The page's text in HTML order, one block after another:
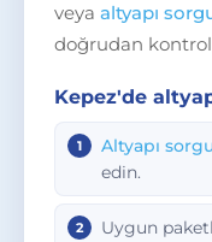
veya altyapı
doğrudan
Kepez'de
Altyapı
edin.
Uygun